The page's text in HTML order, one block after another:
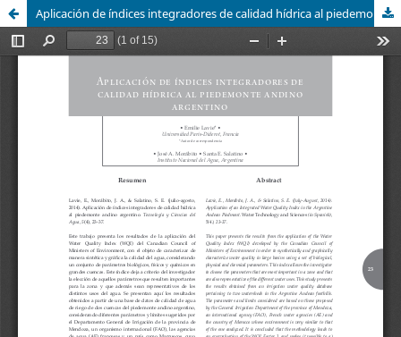
Aplicación de índices integradores de calidad hídrica al piedemonte andino argentino